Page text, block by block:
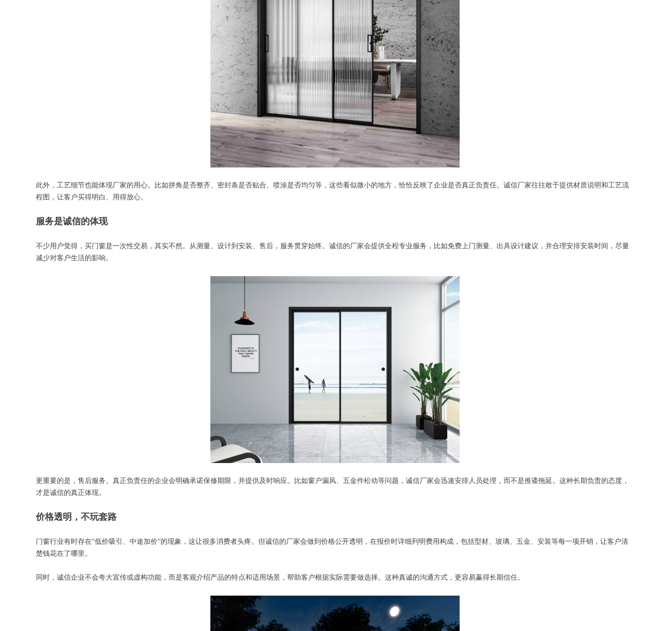
此外，工艺细节也能体现厂家的用心。比如拼角是否整齐、密封条是否贴合、喷涂是否均匀等，这些看似微小的地方，恰恰反映了企业是否真正负责任。诚信厂家往往敢于提供材质说明和工艺流
程图，让客户买得明白、用得放心。
服务是诚信的体现
不少用户觉得，买门窗是一次性交易，其实不然。从测量、设计到安装、售后，服务贯穿始终。诚信的厂家会提供全程专业服务，比如免费上门测量、出具设计建议，并合理安排安装时间，尽量
减少对客户生活的影响。
更重要的是，售后服务。真正负责任的企业会明确承诺保修期限，并提供及时响应。比如窗户漏风、五金件松动等问题，诚信厂家会迅速安排人员处理，而不是推诿拖延。这种长期负责的态度，
才是诚信的真正体现。
价格透明，不玩套路
门窗行业有时存在“低价吸引、中途加价”的现象，这让很多消费者头疼。但诚信的厂家会做到价格公开透明，在报价时详细列明费用构成，包括型材、玻璃、五金、安装等每一项开销，让客户清
楚钱花在了哪里。
同时，诚信企业不会夸大宣传或虚构功能，而是客观介绍产品的特点和适用场景，帮助客户根据实际需要做选择。这种真诚的沟通方式，更容易赢得长期信任。